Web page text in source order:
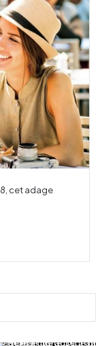
cet adage